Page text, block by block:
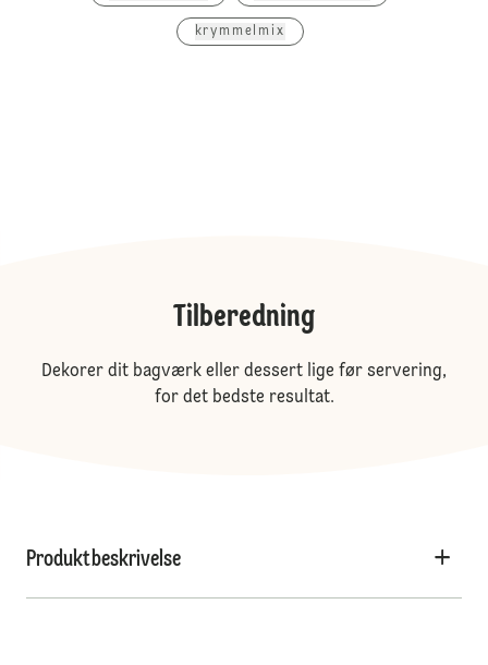
krymmelmix
Tilberedning
Dekorer dit bagværk eller dessert lige før servering,
for det bedste resultat.
Produktbeskrivelse